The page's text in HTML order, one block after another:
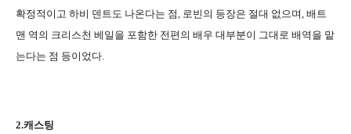
확정적이고 하비 덴트도 나온다는 점, 로빈의 등장은 절대 없으며, 배트
맨 역의 크리스천 베일을 포함한 전편의 배우 대부분이 그대로 배역을 맡
는다는 점 등이었다.
2.캐스팅